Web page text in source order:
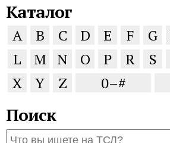
Каталог
A B C D E F G
L
M N O P R S
X
Y Z 0–#
Поиск